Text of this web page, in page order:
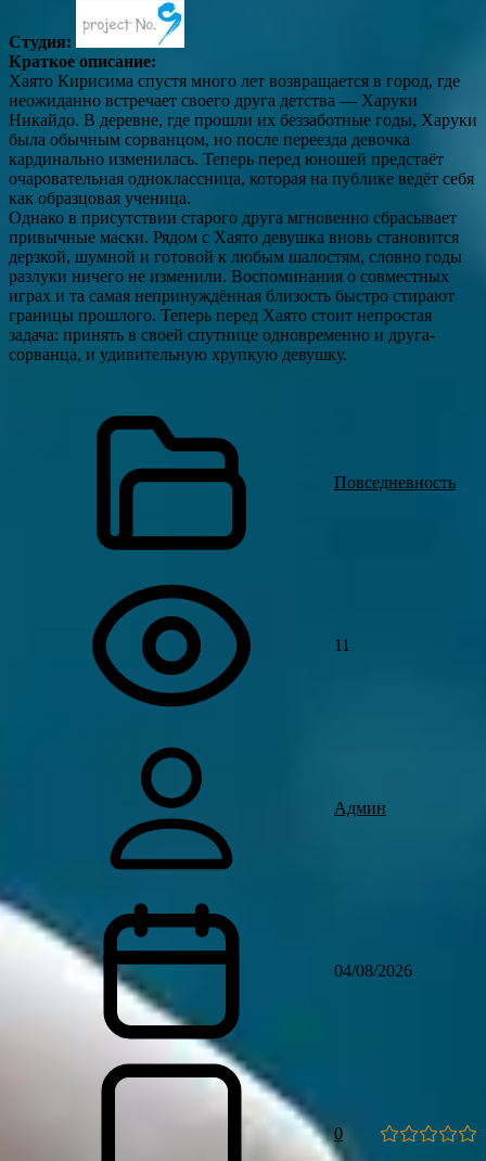
Студия:
Краткое описание:
Хаято Кирисима спустя много лет возвращается в город, где
неожиданно встречает своего друга детства — Харуки
Никайдо. В деревне, где прошли их беззаботные годы, Харуки
была обычным сорванцом, но после переезда девочка
кардинально изменилась. Теперь перед юношей предстаёт
очаровательная одноклассница, которая на публике ведёт себя
как образцовая ученица.
Однако в присутствии старого друга мгновенно сбрасывает
привычные маски. Рядом с Хаято девушка вновь становится
дерзкой, шумной и готовой к любым шалостям, словно годы
разлуки ничего не изменили. Воспоминания о совместных
играх и та самая непринуждённая близость быстро стирают
границы прошлого. Теперь перед Хаято стоит непростая
задача: принять в своей спутнице одновременно и друга-
сорванца, и удивительную хрупкую девушку.
Повседневность
11
Админ
04/08/2026
0